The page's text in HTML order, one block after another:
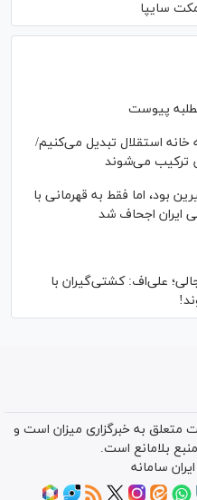
سایپا
پیوست
خانه استقلال تبدیل می‌کنیم/
بود، اما فقط به قهرمانی با
ایران اجحاف شد
علی‌اف: کشتی‌گیران با
به خبرگزاری میزان است و
بلامانع است.
ایران سامانه